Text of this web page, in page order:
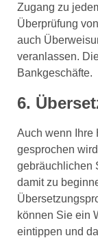
Zugang zu
Überprüfung
auch
veranlassen.
Bankgeschäfte.
6.
Auch wenn Ihre
gesprochen
gebräuchlichen
damit zu
können Sie ein
eintippen und